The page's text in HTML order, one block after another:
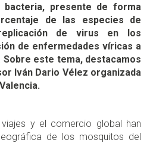
bacteria, presente de forma
de las especies de
de virus en los
de enfermedades víricas a
este tema, destacamos
Iván Dario Vélez organizada
y el comercio global han
de los mosquitos del